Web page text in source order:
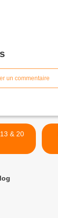
un commentaire